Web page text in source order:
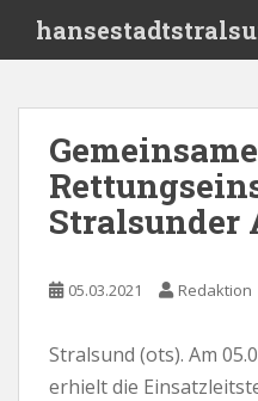
i
Stralsunder
05.03.2021 Redaktion
Stralsund (ots). Am
erhielt die